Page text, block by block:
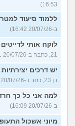
16:53)
ללמוד סיעוד
ב-20/07/26 16:42)
לוקח אותי
21, כתבה ב-20/07/26 16:31)
יש דרכים
בן 23, כתב ב-20/07/26 16:20)
למה אני כל כך
ב-20/07/26 16:09)
מיוני אשכול